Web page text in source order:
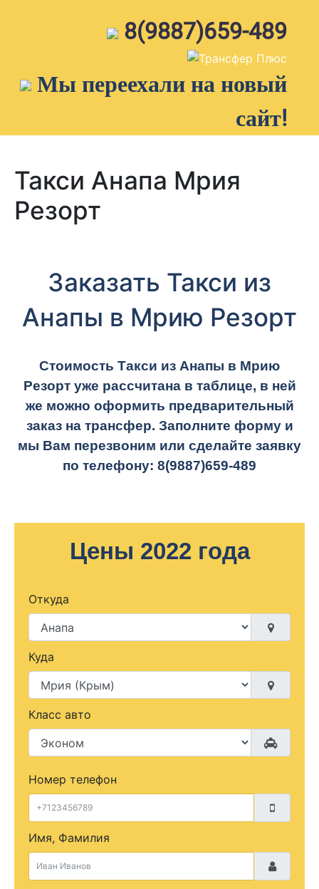
8(9887)659-489
Мы переехали на новый
сайт!
Такси Анапа Мрия
Резорт
Заказать Такси из
Анапы в Мрию Резорт
Стоимость Такси из Анапы в Мрию
Резорт уже рассчитана в таблице, в ней
же можно оформить предварительный
заказ на трансфер. Заполните форму и
мы Вам перезвоним или сделайте заявку
по телефону: 8(9887)659-489
Цены 2022 года
Откуда
Куда
Класс авто
Номер телефон
Имя, Фамилия